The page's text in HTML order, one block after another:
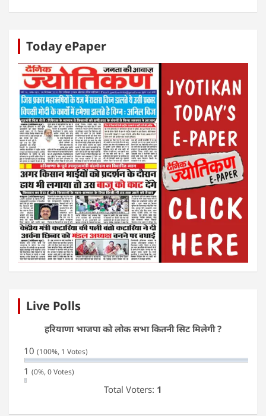
Today ePaper
Live Polls
हरियाणा भाजपा को लोक सभा कितनी सिट मिलेगी ?
10 (100%, 1 Votes)
1 (0%, 0 Votes)
Total Voters: 1